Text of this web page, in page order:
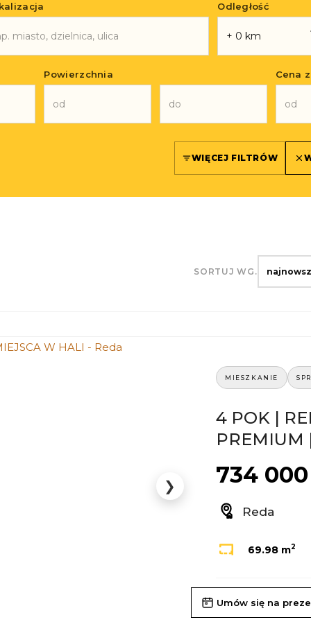
Odległość
Powierzchnia Cena
WIĘCEJ FILTRÓW
SORTUJ WG.
❯
MIESZKANIE
4 POK |
PREMIUM
734 000
Reda
69.98 m2
Umów się na